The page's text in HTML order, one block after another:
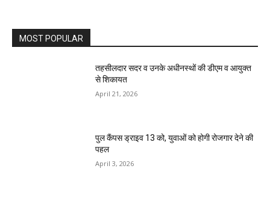
MOST POPULAR
तहसीलदार सदर व उनके अधीनस्थों की डीएम व आयुक्त
से शिकायत
April 21, 2026
पुल कैंपस ड्राइव 13 को, युवाओं को होगी रोजगार देने की
पहल
April 3, 2026